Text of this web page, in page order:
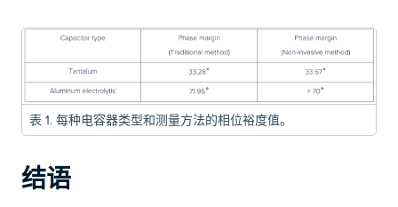
表 1. 每种电容器类型和测量方法的相位裕度值。
结语